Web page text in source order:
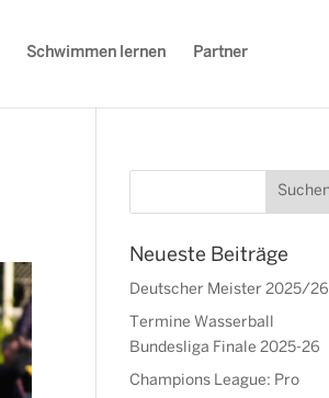
Schwimmen lernen Partner
Neueste Beiträge
Deutscher Meister 2025/26
Termine Wasserball
Bundesliga Finale 2025-26
Champions League: Pro